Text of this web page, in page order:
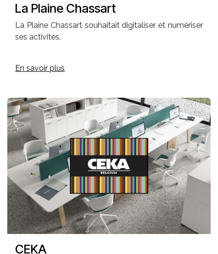
La Plaine Chassart
La Plaine Chassart souhaitait digitaliser et numériser
ses activités.
En savoir plus
CEKA